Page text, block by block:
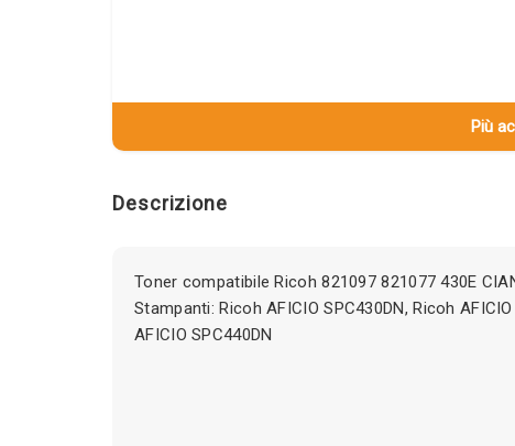
Più
Descrizione
Toner compatibile Ricoh 821097 821077 430E
Stampanti: Ricoh AFICIO SPC430DN, Ricoh
AFICIO SPC440DN